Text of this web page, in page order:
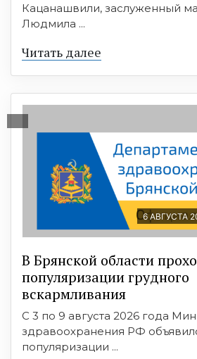
Кацанашвили, заслуженный
Людмила ...
Читать далее
6 АВГУСТА
В Брянской области
популяризации грудного
вскармливания
С 3 по 9 августа 2026 года
здравоохранения РФ
популяризации ...